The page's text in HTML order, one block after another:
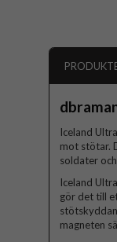
Iceland
mot stötar.
soldater
Iceland
gör det till
magneten